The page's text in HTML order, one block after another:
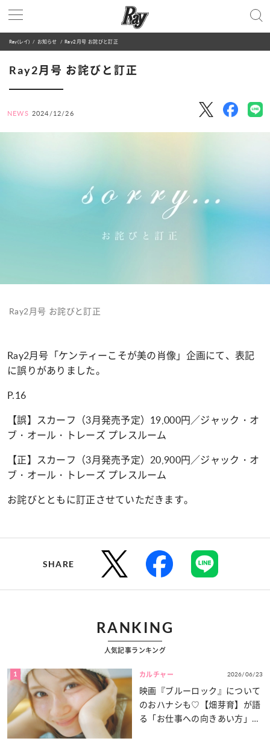
Ray(レイ) お知らせ Ray2月号 お詫びと訂正
Ray2月号 お詫びと訂正
NEWS 2024/12/26
Ray2月号 お詫びと訂正
Ray2月号「ケンティーこそが美の肖像」企画にて、表記
に誤りがありました。
P.16
【誤】スカーフ（3月発売予定）19,000円／ジャック・オ
ブ・オール・トレーズ プレスルーム
【正】スカーフ（3月発売予定）20,900円／ジャック・オ
ブ・オール・トレーズ プレスルーム
お詫びとともに訂正させていただきます。
SHARE
RANKING
人気記事ランキング
1 カルチャー 2026/06/23
映画『ブルーロック』について
のおハナシも♡【畑芽育】が語
る「お仕事への向きあい方」と